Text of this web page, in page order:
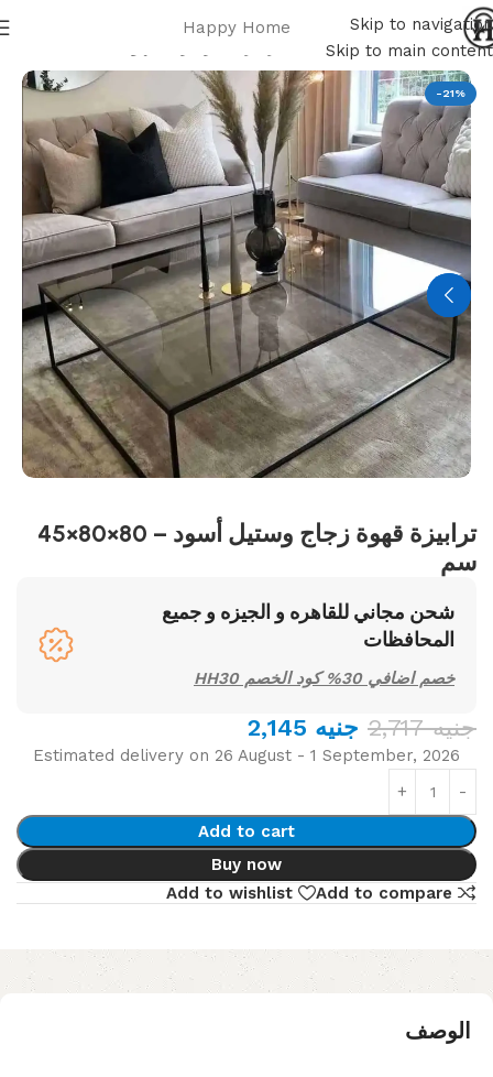
Skip to navigation
Skip to main content
Happy Home
Home أثاث غرفة المعيشة
-21%
ترابيزة قهوة زجاج وستيل أسود – 80×80×45
سم
شحن مجاني للقاهره و الجيزه و جميع
المحافظات
خصم اضافي 30% كود الخصم HH30
جنيه2,717 جنيه
Estimated delivery on 26 August - 1 September, 2026
Add to cart
Buy now
Add to compare
Add to wishlist
الوصف